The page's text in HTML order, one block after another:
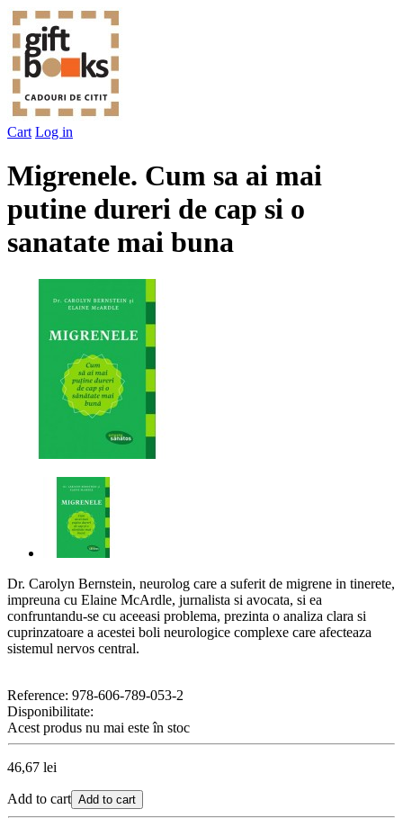
Cart Log in
Migrenele. Cum sa ai mai
putine dureri de cap si o
sanatate mai buna
Dr. Carolyn Bernstein, neurolog care a suferit de migrene in tinerete,
impreuna cu Elaine McArdle, jurnalista si avocata, si ea
confruntandu-se cu aceeasi problema, prezinta o analiza clara si
cuprinzatoare a acestei boli neurologice complexe care afecteaza
sistemul nervos central.
Reference: 978-606-789-053-2
Disponibilitate:
Acest produs nu mai este în stoc
46,67 lei
Add to cart Add to cart